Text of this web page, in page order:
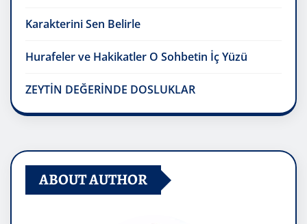
Karakterini Sen Belirle
Hurafeler ve Hakikatler O Sohbetin İç Yüzü
ZEYTİN DEĞERİNDE DOSLUKLAR
ABOUT AUTHOR